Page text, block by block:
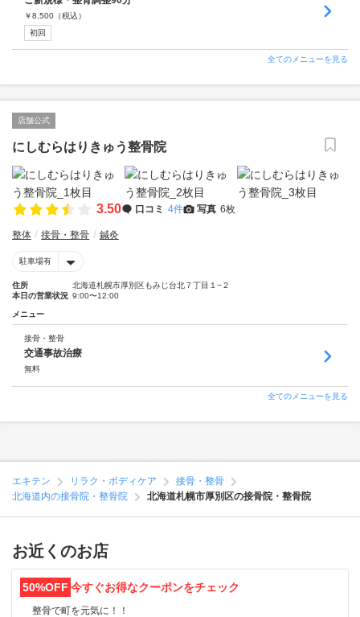
￥8,500 （税込）
初回
全てのメニューを見る
店舗公式
にしむらはりきゅう整骨院
3.50 口コミ 4件 写真 6枚
整体 接骨・整骨 鍼灸
駐車場有
住所
北海道札幌市厚別区もみじ台北７丁目１−２
本日の営業状況 9:00〜12:00
メニュー
接骨・整骨
交通事故治療
無料
全てのメニューを見る
エキテン リラク・ボディケア
接骨・整骨
北海道内の接骨院・整骨院
北海道札幌市厚別区の接骨院・整骨院
お近くのお店
50%OFF 今すぐお得なクーポンをチェック
整骨で町を元気に！！